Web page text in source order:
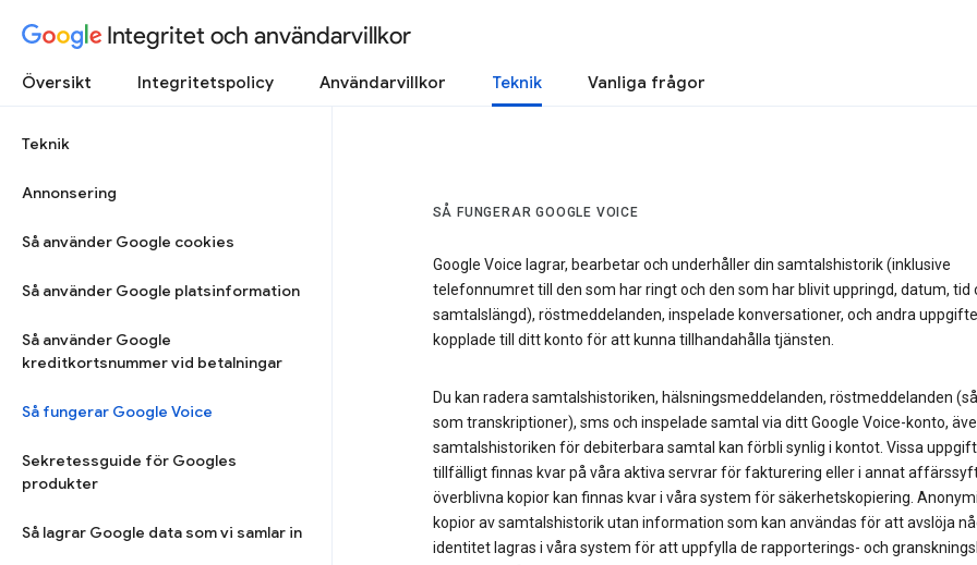
Integritet och användarvillkor
Översikt Integritetspolicy Användarvillkor Teknik Vanliga frågor
Teknik
Annonsering
Så använder Google cookies
Så använder Google platsinformation
Så använder Google
kreditkortsnummer vid betalningar
Så fungerar Google Voice
Sekretessguide för Googles
produkter
Så lagrar Google data som vi samlar in
SÅ FUNGERAR GOOGLE VOICE
Google Voice lagrar, bearbetar och underhåller din samtalshistorik (inklusive
telefonnumret till den som har ringt och den som har blivit uppringd, datum, tid
samtalslängd), röstmeddelanden, inspelade konversationer, och andra
kopplade till ditt konto för att kunna tillhandahålla tjänsten.
Du kan radera samtalshistoriken, hälsningsmeddelanden, röstmeddelanden
som transkriptioner), sms och inspelade samtal via ditt Google Voice-konto,
samtalshistoriken för debiterbara samtal kan förbli synlig i kontot. Vissa
tillfälligt finnas kvar på våra aktiva servrar för fakturering eller i annat
överblivna kopior kan finnas kvar i våra system för säkerhetskopiering.
kopior av samtalshistorik utan information som kan användas för att avslöja
identitet lagras i våra system för att uppfylla de rapporterings- och